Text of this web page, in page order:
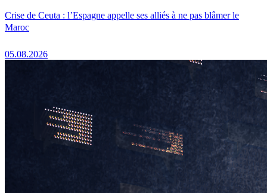
Crise de Ceuta : l’Espagne appelle ses alliés à ne pas blâmer le
Maroc
05.08.2026